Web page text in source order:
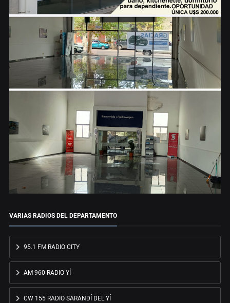
VARIAS RADIOS DEL DEPARTAMENTO
95.1 FM RADIO CITY
AM 960 RADIO YÍ
CW 155 RADIO SARANDÍ DEL YÍ